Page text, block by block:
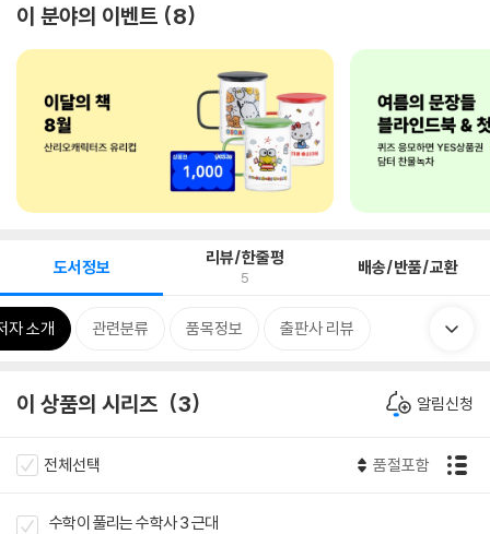
이 분야의 이벤트 8
도서정보 리뷰/한줄평
5 배송/반품/교환
자 소개 관련분류 품목정보 출판사 리뷰
이 상품의 시리즈 3 알림신청
전체선택 품절포함
수학이 풀리는 수학사 3 근대